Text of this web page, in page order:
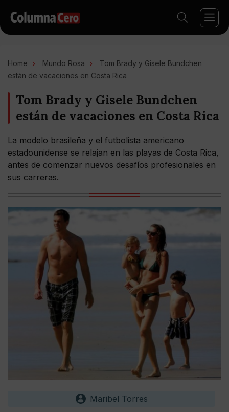
Home Mundo Rosa
Tom Brady y Gisele Bundchen
están de vacaciones en Costa Rica
Tom Brady y Gisele Bundchen
están de vacaciones en Costa Rica
La modelo brasileña y el futbolista americano
estadounidense se relajan en las playas de Costa Rica,
antes de comenzar nuevos desafíos profesionales en
sus carreras.
Maribel Torres